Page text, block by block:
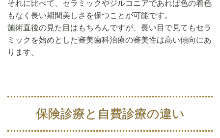
それに比べて、セラミックやジルコニアであれば色の着色
もなく長い期間美しさを保つことが可能です。
施術直後の見た目はもちろんですが、長い目で見てもセラ
ミックを始めとした審美歯科治療の審美性は高い傾向にあ
ります。
保険診療と自費診療の違い